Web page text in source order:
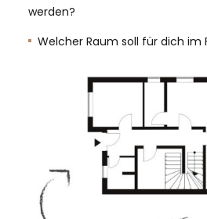
werden?
Welcher Raum soll für dich im